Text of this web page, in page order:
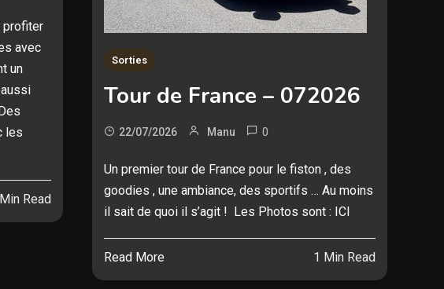
profiter
avec
un
les
Read
Sorties
Tour de France – 072026
22/07/2026 Manu 0
Un premier tour de France pour le fiston , des
goodies , une ambiance, des sportifs … Au moins
il sait de quoi il s’agit ! Les Photos sont : ICI
Read More 1 Min Read